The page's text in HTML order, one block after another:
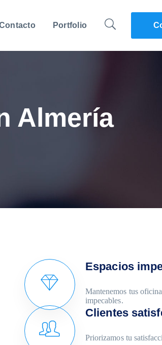
Portfolio
Almería
Espacios
Mantenemos tus
impecables.
Clientes
Priorizamos tu